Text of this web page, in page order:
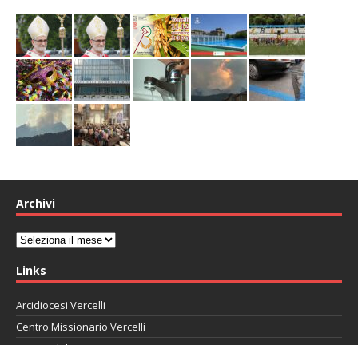
Archivi
Archivi
Links
Arcidiocesi Vercelli
Centro Missionario Vercelli